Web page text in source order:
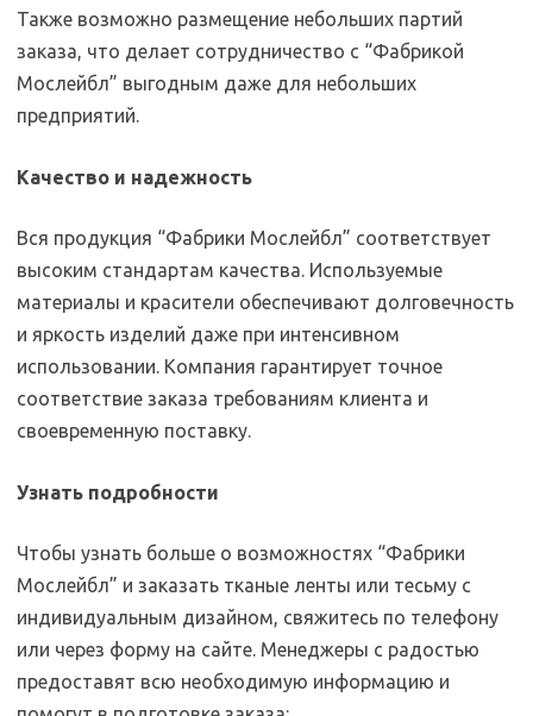
Также возможно размещение небольших партий
заказа, что делает сотрудничество с “Фабрикой
Мослейбл” выгодным даже для небольших
предприятий.
Качество и надежность
Вся продукция “Фабрики Мослейбл” соответствует
высоким стандартам качества. Используемые
материалы и красители обеспечивают долговечность
и яркость изделий даже при интенсивном
использовании. Компания гарантирует точное
соответствие заказа требованиям клиента и
своевременную поставку.
Узнать подробности
Чтобы узнать больше о возможностях “Фабрики
Мослейбл” и заказать тканые ленты или тесьму с
индивидуальным дизайном, свяжитесь по телефону
или через форму на сайте. Менеджеры с радостью
предоставят всю необходимую информацию и